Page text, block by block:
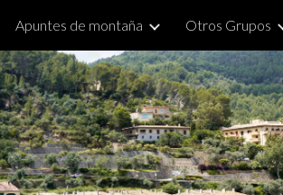
Skip to navigation
Apuntes de montaña Otros Grupos